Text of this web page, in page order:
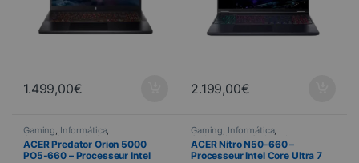
1.499,00€ 2.199,00€
Gaming Informática,
Ordenadores Ordenadores para
juegos,Preensamblado
ACER Predator Orion 5000
PO5-660 – Processeur Intel
Gaming Informática,
Ordenadores ,Ordenadores para
juegos,Preensamblado
ACER Nitro N50-660 –
Processeur Intel Core Ultra 7